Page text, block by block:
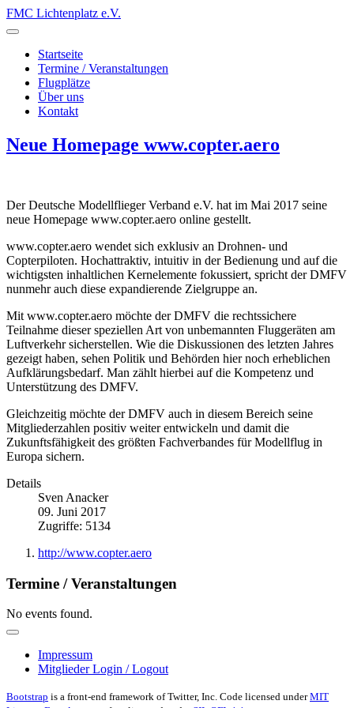
FMC Lichtenplatz e.V.
Startseite
Termine / Veranstaltungen
Flugplätze
Über uns
Kontakt
Neue Homepage www.copter.aero
Der Deutsche Modellflieger Verband e.V. hat im Mai 2017 seine
neue Homepage www.copter.aero online gestellt.
www.copter.aero wendet sich exklusiv an Drohnen- und
Copterpiloten. Hochattraktiv, intuitiv in der Bedienung und auf die
wichtigsten inhaltlichen Kernelemente fokussiert, spricht der DMFV
nunmehr auch diese expandierende Zielgruppe an.
Mit www.copter.aero möchte der DMFV die rechtssichere
Teilnahme dieser speziellen Art von unbemannten Fluggeräten am
Luftverkehr sicherstellen. Wie die Diskussionen des letzten Jahres
gezeigt haben, sehen Politik und Behörden hier noch erheblichen
Aufklärungsbedarf. Man zählt hierbei auf die Kompetenz und
Unterstützung des DMFV.
Gleichzeitig möchte der DMFV auch in diesem Bereich seine
Mitgliederzahlen positiv weiter entwickeln und damit die
Zukunftsfähigkeit des größten Fachverbandes für Modellflug in
Europa sichern.
Details
Sven Anacker
09. Juni 2017
Zugriffe: 5134
http://www.copter.aero
Termine / Veranstaltungen
No events found.
Impressum
Mitglieder Login / Logout
Bootstrap is a front-end framework of Twitter, Inc. Code licensed underMIT